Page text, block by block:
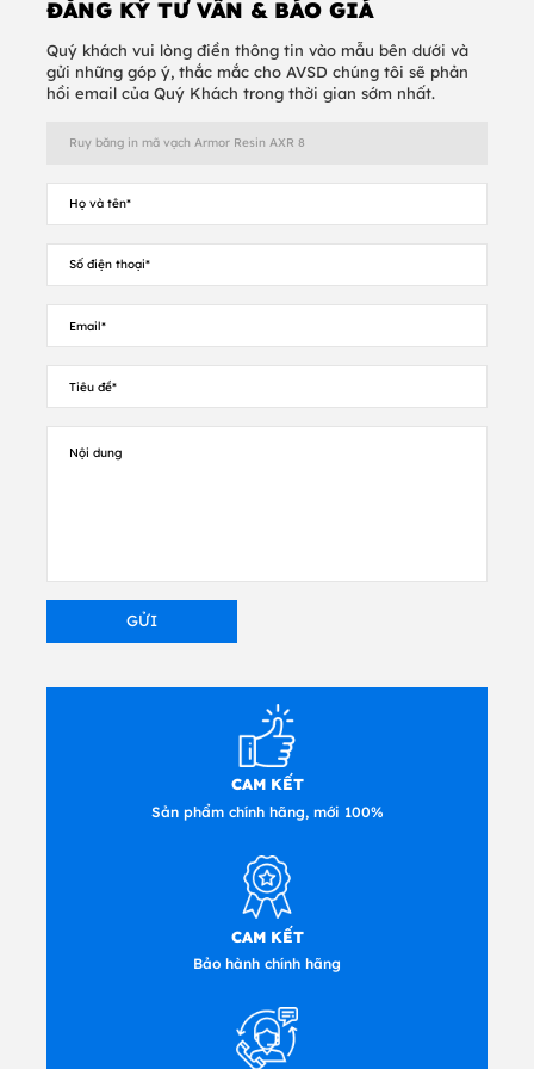
Lưu trữ :
- Độ ẩm 20-80%
Tương thích cho máy in
cho tất cả các máy in Truyền nhiệt, liên
quan đến thông số kỹ thuật ban đầu và
liên quan đến mối quan hệ bán hàng với
các đối tác của họ.
Length : 300,360
DATAMAX O'NEIL- CSI
ĐĂNG KÝ TƯ VẤN & BÁO GIÁ
Quý khách vui lòng điền thông tin vào mẫu bên dưới và
gửi những góp ý, thắc mắc cho AVSD chúng tôi sẽ phản
hồi email của Quý Khách trong thời gian sớm nhất.
CAM KẾT
Sản phẩm chính hãng, mới 100%
CAM KẾT
Bảo hành chính hãng